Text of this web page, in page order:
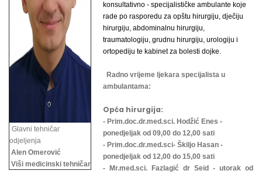
Glavni tehničar
odjeljenja
Alen Omerović
Viši medicinski tehničar
konsultativno - specijalističke ambulante koje
rade po rasporedu za opštu hirurgiju, dječiju
hirurgiju, abdominalnu hirurgiju,
traumatologiju, grudnu hirurgiju, urologiju i
ortopediju te kabinet za bolesti dojke.
Radno vrijeme ljekara specijalista u
ambulantama:
Opća hirurgija:
- Prim.doc.dr.med.sci. Hodžić Enes -
ponedjeljak od 09,00 do 12,00 sati
- Prim.doc.dr.med.sci- Škiljo Hasan -
ponedjeljak od 12,00 do 15,00 sati
- Mr.med.sci. Fazlagić dr Seid - utorak od